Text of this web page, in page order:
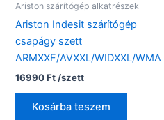
Ariston szárítógép alkatrészek
Ariston Indesit szárítógép
csapágy szett
ARMXXF/AVXXL/WIDXXL/WMA
16990Ft /szett
Kosárba teszem